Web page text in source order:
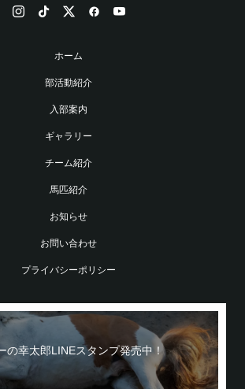
ホーム
部活動紹介
入部案内
ギャラリー
チーム紹介
馬匹紹介
お知らせ
お問い合わせ
プライバシーポリシー
の幸太郎LINEスタンプ発売中！